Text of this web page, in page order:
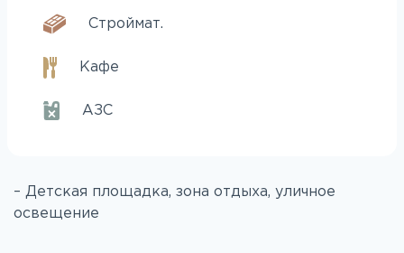
Строймат.
Кафе
АЗС
– Детская площадка, зона отдыха, уличное
освещение